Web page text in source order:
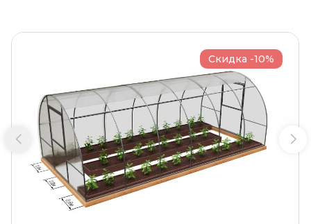
Скидка -10%